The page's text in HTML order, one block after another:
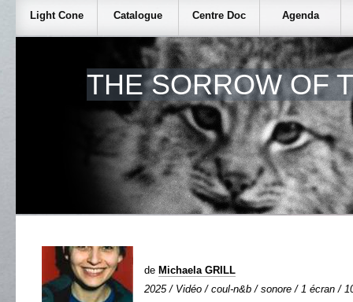
Light Cone Catalogue Centre Doc Agenda
THE SORROW OF
de Michaela GRILL
2025 / Vidéo / coul-n&b / sonore / 1 écran /